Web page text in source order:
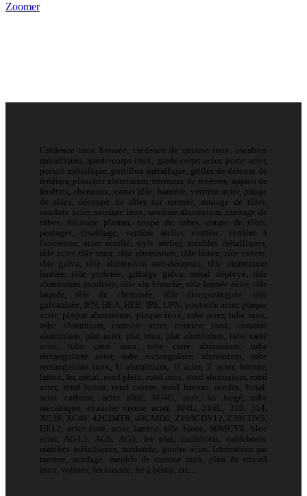
Zoomer
Crédence inox brossée, crédence de cuisine inox, escaliers
métalliques, garde-corps inox, garde-corps acier, porte acier,
portail métallique, portillon métallique, grilles de défense de
fenêtres, plancher aluminium, barreaux de fenêtres, appuis de
fenêtres, cheneaux, carter tôle, barrière, verrière acier, pliage
de tôles, découpe de tôles sur mesure, roulage de tôles,
soudure acier, soudure inox, soudure aluminium, cintrage de
tubes, découpe plasma, coupe de tubes, coupe de tôles,
percages, cisaillage, verrière atelier, verrière, verrière à
l'ancienne, acier rouillé, style atelier, meubles métalliques,
tôle acier, tôle inox, tôle aluminium, tôle laiton, tôle cuivre,
tôle galva, tôle aluminium anti-dérapant, tôle aluminium
larmée, tôle perforée, grillage galva, métal déployé, tôle
aluminium anodisée, tôle alu blanche, tôle larmée acier, tôle
laquée, tôle de cheminée, tôle électrozinguée, tôle
galvanisée, IPN, HEA, HEB, IPE, UPN, poutrelle acier, plaque
acier, plaque aluminium, plaque inox, tube acier, tube inox,
tube aluminium, cornière acier, cornière inox, cornière
aluminium, plat acier, plat inox, plat aluminium, tube carré
acier, tube carré inox, tube carré aluminium, tube
rectangulaire acier, tube rectangulaire aluminium, tube
rectangulaire inox, U aluminium, U acier, T acier, bronze,
laiton, fer, métal, rond plein, rond inox, rond aluminium, rond
acier, rond laiton, rond cuivre, rond bronze, rondin, fortal,
acier carbone, acier allié, AU4G, stub, fer forgé, tube
mécanique, ébauche creuse acier, 304L, 316L, 310, 314,
XC38, XC48, 42CD4TR, 40CMD8, Z160CDV12, Z38CDV5,
UE12, acier étiré, acier laminé, tôle bleue, 90MCV8, bloc
acier, AG4.5, AGS, AG3, fer plat, caillibotis, caillebotis,
marches métalliques, rambarde, poutre acier, fabrication sur
mesure, soudage, meuble de cuisine inox, plan de travail
inox, volutes, fer torsadé, fer à béton, etc...